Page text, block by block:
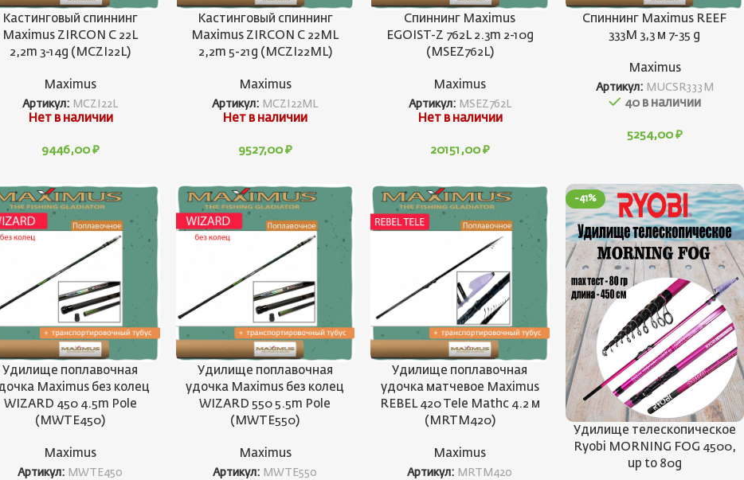
Кастинговый спиннинг
Maximus ZIRCON C 22L
2,2m 3-14g (MCZI22L)
Maximus
Артикул: MCZI22L
Нет в наличии
9446,00 ₽
Кастинговый спиннинг
Maximus ZIRCON C 22ML
2,2m 5-21g (MCZI22ML)
Maximus
Артикул: MCZI22ML
Нет в наличии
9527,00 ₽
Спиннинг Maximus
EGOIST-Z 762L 2.3m 2-10g
(MSEZ762L)
Maximus
Артикул: MSEZ762L
Нет в наличии
20151,00 ₽
Спиннинг Maximus REEF
333M 3,3 м 7-35 g
Maximus
Артикул: MUCSR333M
40 в наличии
5254,00 ₽
Удилище поплавочная
Maximus без колец
WIZARD 450 4.5m Pole
(MWTE450)
Maximus
Артикул: MWTE450
Удилище поплавочная
удочка Maximus без колец
WIZARD 550 5.5m Pole
(MWTE550)
Maximus
Артикул: MWTE550
Удилище поплавочная
удочка матчевое Maximus
REBEL 420 Tele Mathc 4.2 м
(MRTM420)
Maximus
Артикул: MRTM420
-41%
Удилище телескопическое
Ryobi MORNING FOG 4500,
up to 80g